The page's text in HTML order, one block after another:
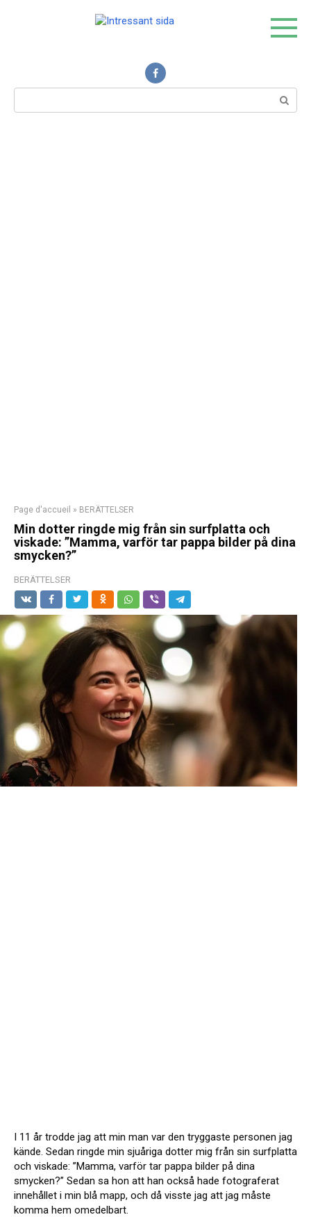
Page d'accueil » BERÄTTELSER
Min dotter ringde mig från sin surfplatta och
viskade: ”Mamma, varför tar pappa bilder på dina
smycken?”
BERÄTTELSER
I 11 år trodde jag att min man var den tryggaste personen jag
kände. Sedan ringde min sjuåriga dotter mig från sin surfplatta
och viskade: ”Mamma, varför tar pappa bilder på dina
smycken?” Sedan sa hon att han också hade fotograferat
innehållet i min blå mapp, och då visste jag att jag måste
komma hem omedelbart.